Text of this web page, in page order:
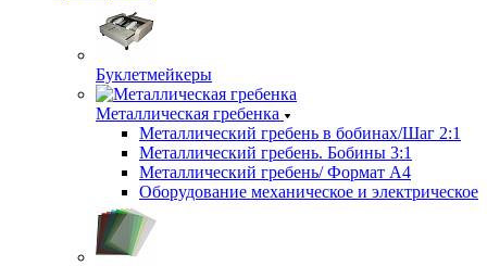
Буклетмейкеры
Металлическая гребенка
Металлический гребень в бобинах/Шаг 2:1
Металлический гребень. Бобины 3:1
Металлический гребень/ Формат А4
Оборудование механическое и электрическое